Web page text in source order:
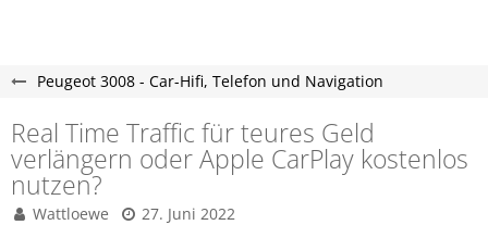
Peugeot 3008 - Car-Hifi, Telefon und Navigation
Real Time Traffic für teures Geld
verlängern oder Apple CarPlay kostenlos
nutzen?
Wattloewe 27. Juni 2022